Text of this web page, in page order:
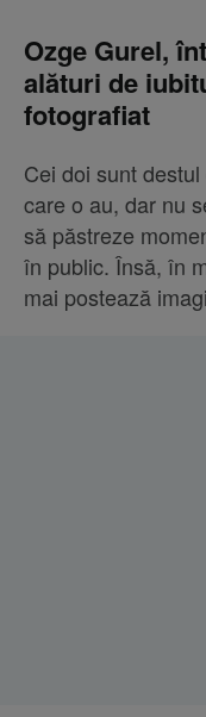
Ozge Gurel,
alături de
fotografiat
Cei doi sunt
care o au, dar nu
să păstreze
în public. Însă, în
mai postează